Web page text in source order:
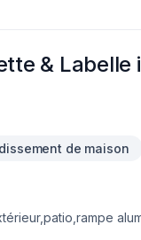
& Labelle
de maison